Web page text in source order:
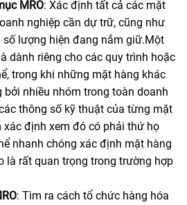
MRO: Xác định tất cả các mặt
nghiệp cần dự trữ, cũng như
lượng hiện đang nắm giữ.Một
dành riêng cho các quy trình hoặc
trong khi những mặt hàng khác
nhiều nhóm trong toàn doanh
thông số kỹ thuật của từng mặt
xác định xem đó có phải thứ họ
nhanh chóng xác định mặt hàng
là rất quan trọng trong trường hợp
: Tìm ra cách tổ chức hàng hóa